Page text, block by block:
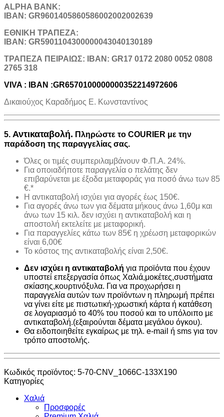
ALPHA BANK:
IBAN: GR9601405860586002002002639
ΕΘΝΙΚΗ ΤΡΑΠΕΖΑ:
IBAN: GR5901104300000043040130189
TΡΑΠΕΖΑ ΠΕΙΡΑΙΩΣ: IBAN: GR17 0172 2080 0052 0808
2765 318
VIVA : IBAN :GR6570100000000352214972606
Δικαιούχος Καραδήμος Ε. Κωνσταντίνος
5. Αντικαταβολή. Πληρώστε το COURIER με την
παράδοση της παραγγελίας σας.
Όλες οι τιμές συμπεριλαμβάνουν Φ.Π.Α. 24%.
Για οποιαδήποτε παραγγελία ο πελάτης δεν
επιβαρύνεται με έξοδα μεταφοράς για ποσό άνω των 85
€.*
H αντικαταβολή ισχύει για αγορές έως 150€.
Για αγορές άνω των για δέματα μήκους άνω 1,60μ και
άνω των 15 κιλ. δεν ισχύει η αντικαταβολή και η
αποστολή εκτελείτε με μεταφορική.
Για παραγγελίες κάτω των 85€ η χρέωση μεταφορικών
είναι 6,00€
Το κόστος της αντικαταβολής είναι 2,50€.
Δεν ισχύει η αντικαταβολή για προϊόντα που έχουν
υποστεί επεξεργασία όπως Χαλιά,μοκέτες,συστήματα
σκίασης,κουρτινόξυλα. Για να προχωρήσει η
παραγγελία αυτών των προϊόντων η πληρωμή πρέπει
να γίνει είτε με πιστωτική-χρωστική κάρτα ή κατάθεση
σε λογαριασμό το 40% του ποσού και το υπόλοιπο με
αντικαταβολή.(εξαιρούνται δέματα μεγάλου όγκου).
Θα ειδοποιηθείτε εγκαίρως με τηλ. e-mail ή sms για τον
τρόπο αποστολής.
Κωδικός προϊόντος: 5-70-CNV_1066C-133X190
Κατηγορίες
Χαλιά
Προσφορές